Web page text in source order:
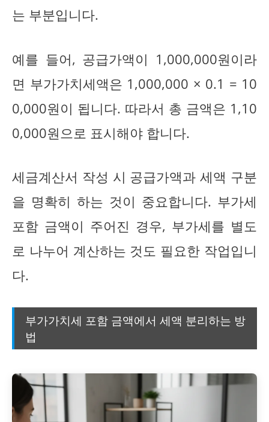
는 부분입니다.
예를 들어, 공급가액이 1,000,000원이라
면 부가가치세액은 1,000,000 × 0.1 = 10
0,000원이 됩니다. 따라서 총 금액은 1,10
0,000원으로 표시해야 합니다.
세금계산서 작성 시 공급가액과 세액 구분
을 명확히 하는 것이 중요합니다. 부가세
포함 금액이 주어진 경우, 부가세를 별도
로 나누어 계산하는 것도 필요한 작업입니
다.
부가가치세 포함 금액에서 세액 분리하는 방
법